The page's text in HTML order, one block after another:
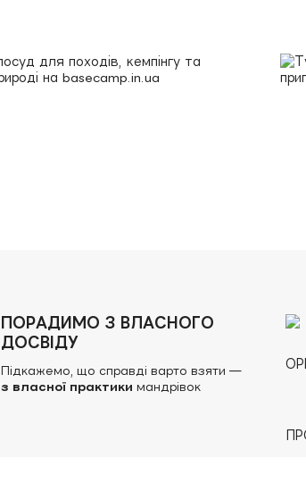
ПОРАДИМО З ВЛАСНОГО
ДОСВІДУ
Підкажемо, що справді варто взяти —
з власної практики мандрівок